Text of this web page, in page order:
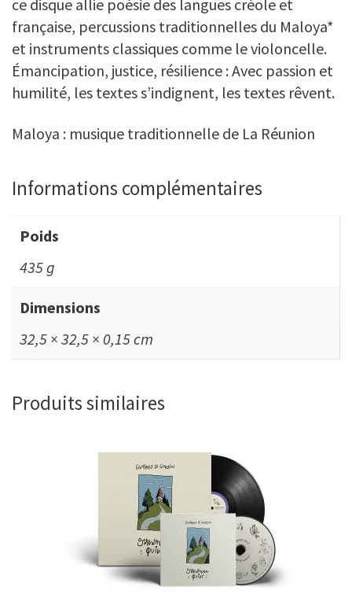
ce disque allie poésie des langues créole et
française, percussions traditionnelles du Maloya*
et instruments classiques comme le violoncelle.
Émancipation, justice, résilience : Avec passion et
humilité, les textes s’indignent, les textes rêvent.
Maloya : musique traditionnelle de La Réunion
Informations complémentaires
Poids
435 g
Dimensions
32,5 × 32,5 × 0,15 cm
Produits similaires